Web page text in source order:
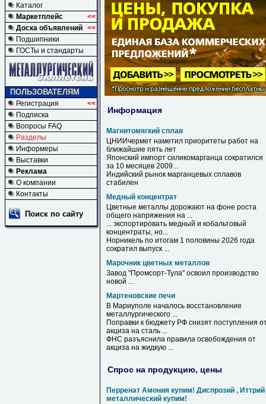
Каталог
Маркетплейс
<<
Доска объявлений <<
Подшипники
ГОСТы и стандарты
ПОЛЬЗОВАТЕЛЯМ
Регистрация
<<
Подписка
Вопросы FAQ
Разделы
Информеры
Выставки
Реклама
О компании
Контакты
Поиск по сайту
Информация
Магнитомягкий сплав
ЦНИИчермет наметил приоритеты работ на
ближайшие пять лет
Японский импорт силикомарганца сократился
за 10 месяцев 2009...
Индийский рынок марганцевых сплавов
стабилен
Медный концентрат
Цветные металлы дорожают на фоне роста
общего напряжения на ...
... экспортировать медный и кобальтовый
концентраты, но...
Норникель по итогам 1 половины 2026 года
сократил выпуск ...
Марочник цветных металлов
Завод "Промсорт-Тула" освоил производство
новой ...
Мартеновские печи
В Мариуполе началось восстановление
металлургического ...
Поправки к бюджету РФ снизят поступления
акциза на сталь ...
ФНС разъяснила правила освобождения от
акциза на жидкую ...
Спрос на продукцию, цены
Перренат Амония купим! Диспрозий , Иттрий
металлический купим!